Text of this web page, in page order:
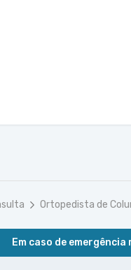
Ortopedista de
Em caso de